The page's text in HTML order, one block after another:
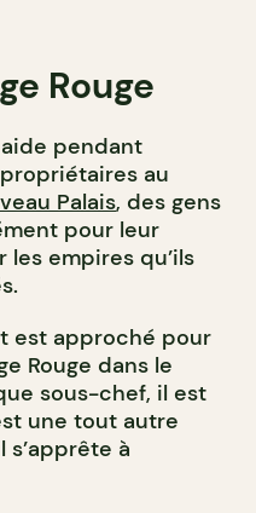
Rouge
pendant
au
Palais, des gens
pour leur
empires qu’ils
est approché pour
Rouge dans le
sous-chef, il est
une tout autre
s’apprête à